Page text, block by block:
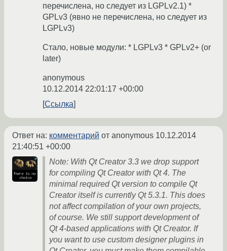
перечислена, но следует из LGPLv2.1) *
GPLv3 (явно не перечислена, но следует из
LGPLv3)
Стало, новые модули: * LGPLv3 * GPLv2+ (or
later)
anonymous
10.12.2014 22:01:17 +00:00
Ссылка
Ответ на: комментарий от anonymous 10.12.2014
21:40:51 +00:00
Note: With Qt Creator 3.3 we drop support
for compiling Qt Creator with Qt 4. The
minimal required Qt version to compile Qt
Creator itself is currently Qt 5.3.1. This does
not affect compilation of your own projects,
of course. We still support development of
Qt 4-based applications with Qt Creator. If
you want to use custom designer plugins in